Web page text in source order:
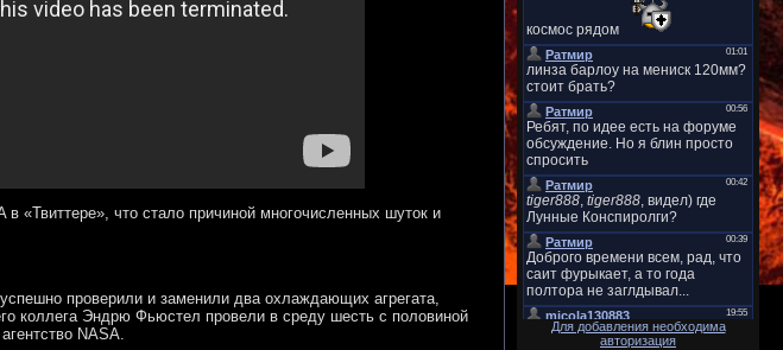
«Твиттере», что стало причиной многочисленных шуток и
проверили и заменили два охлаждающих агрегата,
коллега Эндрю Фьюстел провели в среду шесть с половиной
NASA.
Для добавления необходима
авторизация